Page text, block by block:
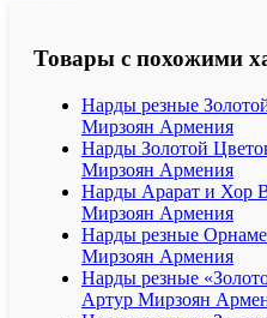
Товары с похожими
Нарды резные
Мирзоян Армения
Нарды Золотой
Мирзоян Армения
Нарды Арарат и Хор
Мирзоян Армения
Нарды резные
Мирзоян Армения
Нарды резные
Артур Мирзоян